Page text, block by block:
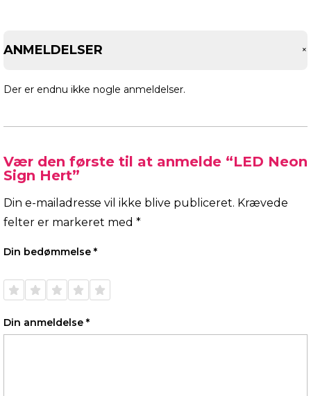
ANMELDELSER +
Der er endnu ikke nogle anmeldelser.
Vær den første til at anmelde “LED Neon
Sign Hert”
Din e-mailadresse vil ikke blive publiceret. Krævede
felter er markeret med *
Din bedømmelse *
Din anmeldelse *